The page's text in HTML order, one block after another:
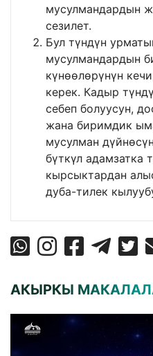
мусулмандардын
сезилет.
Бул түндүн
мусулмандардын
күнөөлөрүнүн
керек. Кадыр
себеп болуусун,
жана биримдик
мусулман
бүткүл адамзатка
кырсыктардан
дуба-тилек
АКЫРКЫ